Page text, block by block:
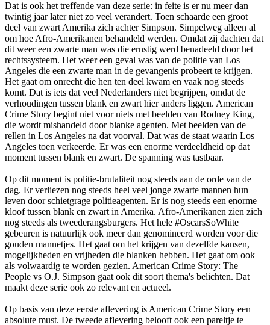
Dat is ook het treffende van deze serie: in feite is er nu meer dan
twintig jaar later niet zo veel verandert. Toen schaarde een groot
deel van zwart Amerika zich achter Simpson. Simpelweg alleen al
om hoe Afro-Amerikanen behandeld werden. Omdat zij dachten dat
dit weer een zwarte man was die ernstig werd benadeeld door het
rechtssysteem. Het weer een geval was van de politie van Los
Angeles die een zwarte man in de gevangenis probeert te krijgen.
Het gaat om onrecht die hen ten deel kwam en vaak nog steeds
komt. Dat is iets dat veel Nederlanders niet begrijpen, omdat de
verhoudingen tussen blank en zwart hier anders liggen. American
Crime Story begint niet voor niets met beelden van Rodney King,
die wordt mishandeld door blanke agenten. Met beelden van de
rellen in Los Angeles na dat voorval. Dat was de staat waarin Los
Angeles toen verkeerde. Er was een enorme verdeeldheid op dat
moment tussen blank en zwart. De spanning was tastbaar.
Op dit moment is politie-brutaliteit nog steeds aan de orde van de
dag. Er verliezen nog steeds heel veel jonge zwarte mannen hun
leven door schietgrage politieagenten. Er is nog steeds een enorme
kloof tussen blank en zwart in Amerika. Afro-Amerikanen zien zich
nog steeds als tweederangsburgers. Het hele #OscarsSoWhite
gebeuren is natuurlijk ook meer dan genomineerd worden voor die
gouden mannetjes. Het gaat om het krijgen van dezelfde kansen,
mogelijkheden en vrijheden die blanken hebben. Het gaat om ook
als volwaardig te worden gezien. American Crime Story: The
People vs O.J. Simpson gaat ook dit soort thema's belichten. Dat
maakt deze serie ook zo relevant en actueel.
Op basis van deze eerste aflevering is American Crime Story een
absolute must. De tweede aflevering belooft ook een pareltje te